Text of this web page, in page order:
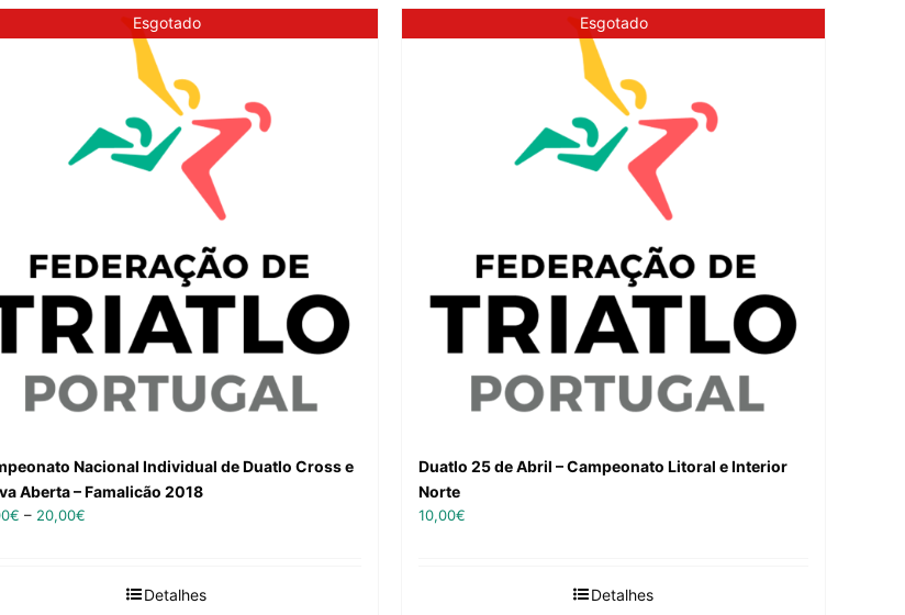
Esgotado
Nacional Individual de Duatlo Cross e
Aberta – Famalicão 2018
€ – 20,00€
Detalhes
Esgotado
Duatlo 25 de Abril – Campeonato Litoral e Interior
Norte
10,00€
Detalhes